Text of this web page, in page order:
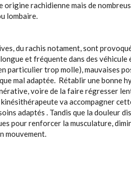
origine rachidienne mais de
lombaire.
du rachis notament, sont
et fréquente dans des véhicule
particulier trop molle), mauvaises
mal adaptée. Rétablir une bonne
voire de la faire régresser
va accompagner
adaptés . Tandis que la douleur
pour renforcer la musculature,
mouvement.